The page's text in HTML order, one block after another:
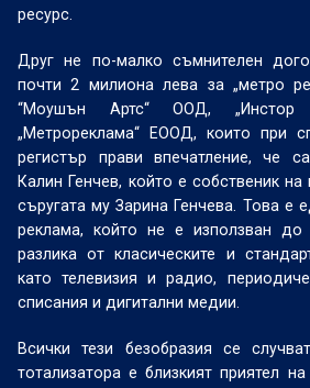
ресурс.
Друг не по-малко съмнителен
почти 2 милиона лева за „метро
“Моушън Артс“ ООД,
„Метрореклама“ ЕООД, които при
регистър прави впечатление, че
Калин Генчев, който е собственик
съругата му Зарина Генчева. Това е
реклама, който не е използван
разлика от класическите и
като телевизия и радио,
списания и дигитални медии.
Всички тези безобразия се
тотализатора е близкият приятел